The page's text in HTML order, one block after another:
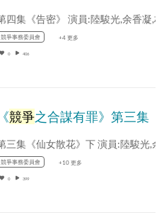
競爭事務委員會 +4 更多
0 406
《競爭之合謀有罪》第三集 《仙女散花》下
競爭事務委員會 +10 更多
0 399